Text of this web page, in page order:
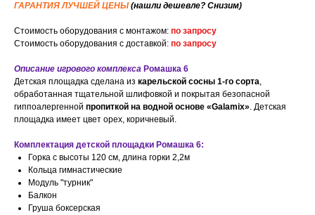
ГАРАНТИЯ ЛУЧШЕЙ ЦЕНЫ(нашли дешевле? Снизим)
Стоимость оборудования с монтажом: по запросу
Стоимость оборудования с доставкой: по запросу
Описание игрового комплекса Ромашка 6
Детская площадка сделана из карельской сосны 1-го сорта,
обработанная тщательной шлифовкой и покрытая безопасной
гиппоалергенной пропиткой на водной основе «Galamix». Детская
площадка имеет цвет орех, коричневый.
Комплектация детской площадки Ромашка 6:
Горка с высоты 120 см, длина горки 2,2м
Кольца гимнастические
Модуль "турник"
Балкон
Груша боксерская